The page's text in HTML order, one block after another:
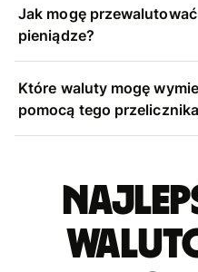
Jak mogę przewalutować
pieniądze?
Które waluty mogę
pomocą tego